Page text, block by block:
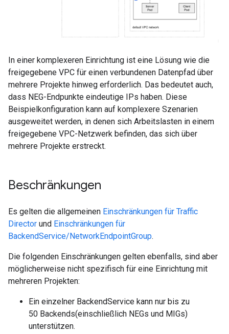
In einer komplexeren Einrichtung ist eine Lösung wie die
freigegebene VPC für einen verbundenen Datenpfad über
mehrere Projekte hinweg erforderlich. Das bedeutet auch,
dass NEG-Endpunkte eindeutige IPs haben. Diese
Beispielkonfiguration kann auf komplexere Szenarien
ausgeweitet werden, in denen sich Arbeitslasten in einem
freigegebene VPC-Netzwerk befinden, das sich über
mehrere Projekte erstreckt.
Beschränkungen
Es gelten die allgemeinen Einschränkungen für Traffic
Director und Einschränkungen für
BackendService/NetworkEndpointGroup.
Die folgenden Einschränkungen gelten ebenfalls, sind aber
möglicherweise nicht spezifisch für eine Einrichtung mit
mehreren Projekten:
Ein einzelner BackendService kann nur bis zu
50 Backends(einschließlich NEGs und MIGs)
unterstützen.